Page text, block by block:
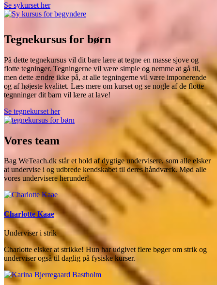
Se sykurset her
Tegnekursus for børn
På dette tegnekursus vil dit bare lære at tegne en masse sjove og
flotte tegninger. Tegningerne vil være simple og nemme at gå til,
men dette ændre ikke på, at alle tegningerne vil være imponerende
og af højeste kvalitet. Læs mere om kurset og se nogle af de flotte
tegnninger dit barn vil lære at lave!
Se tegnekurset her
Vores team
Bag WeTeach.dk står et hold af dygtige undervisere, som alle elsker
at undervise i og udbrede kendskabet til deres håndværk. Mød alle
vores undervisere herunder!
Charlotte Kaae
Underviser i strik
Charlotte elsker at strikke! Hun har udgivet flere bøger om strik og
underviser også til daglig på fysiske kurser.